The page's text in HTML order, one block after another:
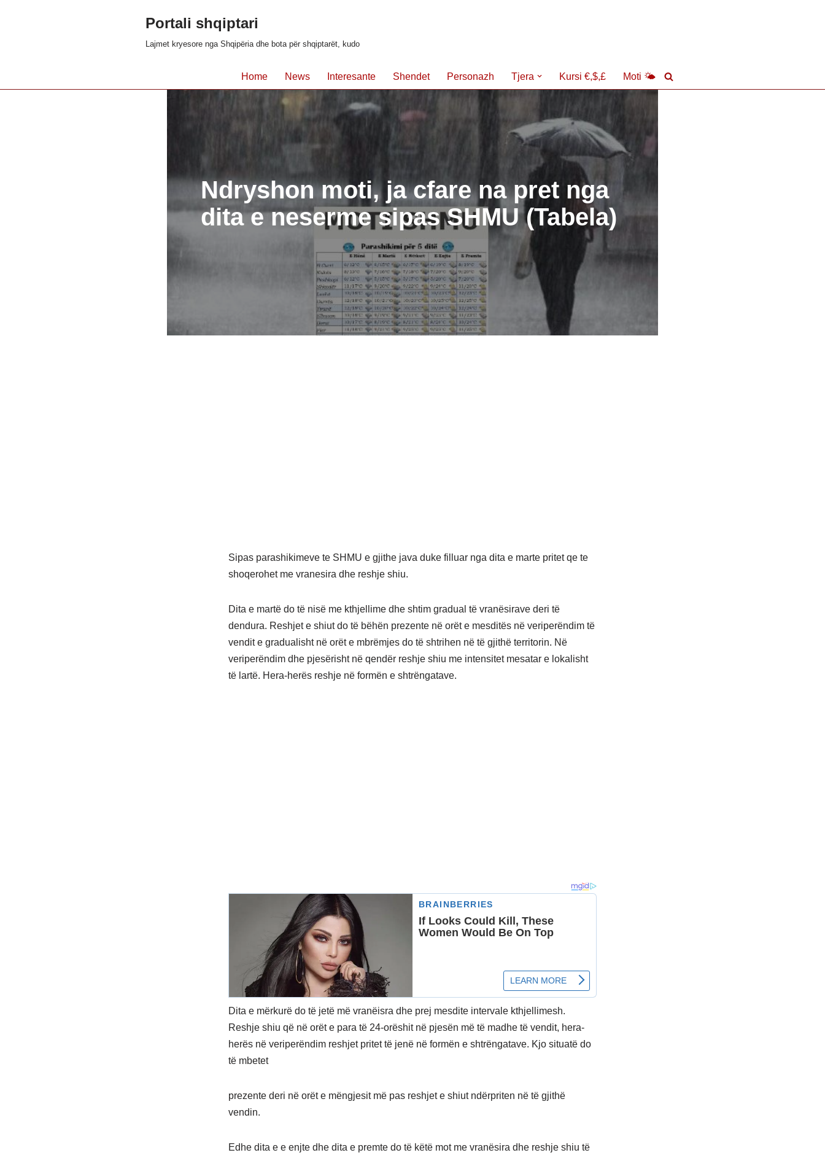
Portali shqiptari
Lajmet kryesore nga Shqipëria dhe bota për shqiptarët, kudo
Home News Interesante Shendet Personazh Tjera Kursi €,$,£ Moti 🌤
Ndryshon moti, ja cfare na pret nga
dita e neserme sipas SHMU (Tabela)
Sipas parashikimeve te SHMU e gjithe java duke filluar nga dita e marte pritet qe te
shoqerohet me vranesira dhe reshje shiu.
Dita e martë do të nisë me kthjellime dhe shtim gradual të vranësirave deri të
dendura. Reshjet e shiut do të bëhën prezente në orët e mesditës në veriperëndim të
vendit e gradualisht në orët e mbrëmjes do të shtrihen në të gjithë territorin. Në
veriperëndim dhe pjesërisht në qendër reshje shiu me intensitet mesatar e lokalisht
të lartë. Hera-herës reshje në formën e shtrëngatave.
Dita e mërkurë do të jetë më vranëisra dhe prej mesdite intervale kthjellimesh.
Reshje shiu që në orët e para të 24-orëshit në pjesën më të madhe të vendit, hera-
herës në veriperëndim reshjet pritet të jenë në formën e shtrëngatave. Kjo situatë do
të mbetet
prezente deri në orët e mëngjesit më pas reshjet e shiut ndërpriten në të gjithë
vendin.
Edhe dita e e enjte dhe dita e premte do të këtë mot me vranësira dhe reshje shiu të